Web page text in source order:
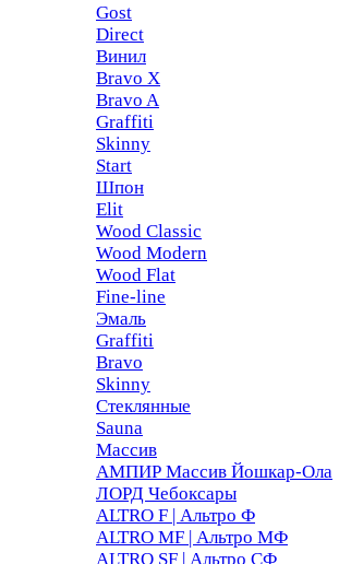
Gost
Direct
Винил
Bravo X
Bravo A
Graffiti
Skinny
Start
Шпон
Elit
Wood Classic
Wood Modern
Wood Flat
Fine-line
Эмаль
Graffiti
Bravo
Skinny
Стеклянные
Sauna
Массив
АМПИР Массив Йошкар-Ола
ЛОРД Чебоксары
ALTRO F | Альтро Ф
ALTRO MF | Альтро МФ
ALTRO SF | Альтро СФ